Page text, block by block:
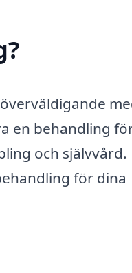
en behandling
och självvård.
för dina